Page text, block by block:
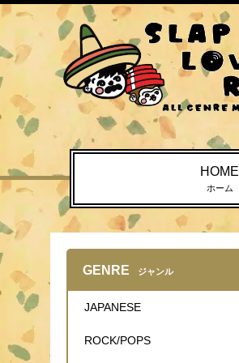
HOME
ホーム
GENRE ジャンル
JAPANESE
ROCK/POPS